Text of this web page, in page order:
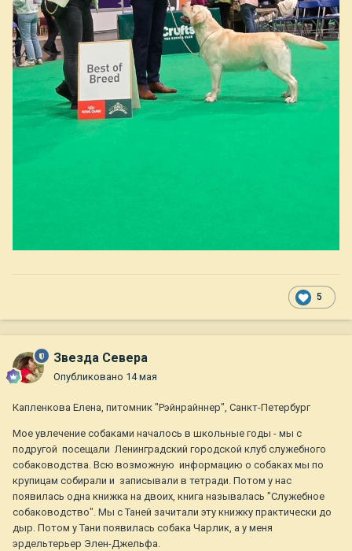
5
Звезда Севера
Опубликовано 14 мая
Капленкова Елена, питомник "Рэйнрайннер", Санкт-Петербург
Мое увлечение собаками началось в школьные годы - мы с
подругой посещали Ленинградский городской клуб служебного
собаководства. Всю возможную информацию о собаках мы по
крупицам собирали и записывали в тетради. Потом у нас
появилась одна книжка на двоих, книга называлась "Служебное
собаководство". Мы с Таней зачитали эту книжку практически до
дыр. Потом у Тани появилась собака Чарлик, а у меня
эрдельтерьер Элен-Джельфа.